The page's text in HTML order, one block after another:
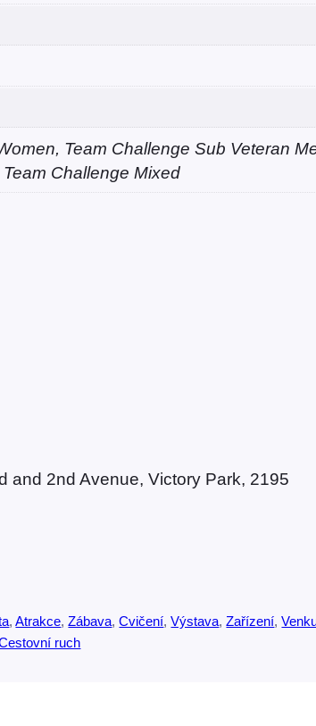
Team Challenge Sub Veteran
Challenge Mixed
and 2nd Avenue, Victory Park, 2195
, Atrakce, Zábava, Cvičení, Výstava, Zařízení,
ruch